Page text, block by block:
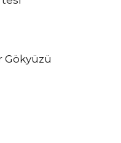
Gökyüzü